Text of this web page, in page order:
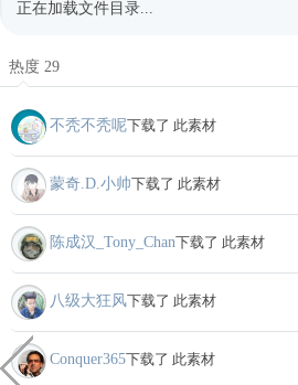
正在加载文件目录...
热度 29
不秃不秃呢下载了 此素材
蒙奇.D.小帅下载了 此素材
陈成汉_Tony_Chan下载了 此素材
八级大狂风下载了 此素材
Conquer365下载了 此素材